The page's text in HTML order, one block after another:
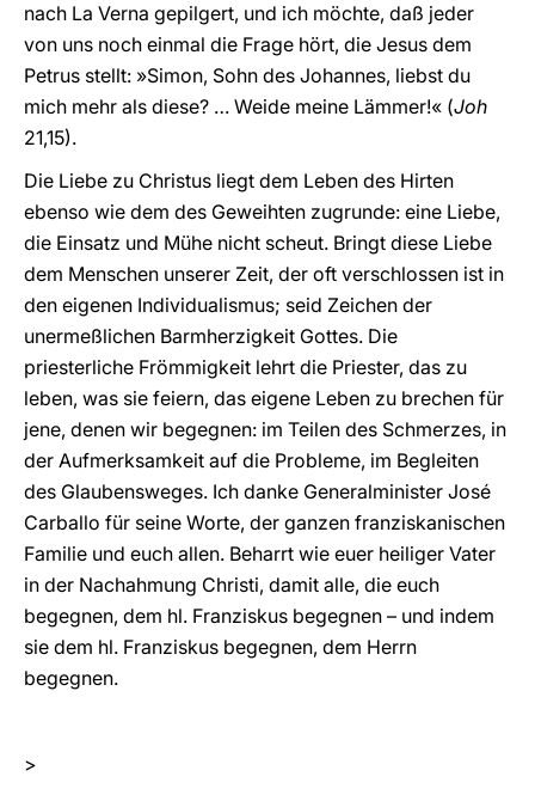
nach La Verna gepilgert, und ich möchte, daß jeder
von uns noch einmal die Frage hört, die Jesus dem
Petrus stellt: »Simon, Sohn des Johannes, liebst du
mich mehr als diese? … Weide meine Lämmer!« (Joh
21,15).
Die Liebe zu Christus liegt dem Leben des Hirten
ebenso wie dem des Geweihten zugrunde: eine Liebe,
die Einsatz und Mühe nicht scheut. Bringt diese Liebe
dem Menschen unserer Zeit, der oft verschlossen ist in
den eigenen Individualismus; seid Zeichen der
unermeßlichen Barmherzigkeit Gottes. Die
priesterliche Frömmigkeit lehrt die Priester, das zu
leben, was sie feiern, das eigene Leben zu brechen für
jene, denen wir begegnen: im Teilen des Schmerzes, in
der Aufmerksamkeit auf die Probleme, im Begleiten
des Glaubensweges. Ich danke Generalminister José
Carballo für seine Worte, der ganzen franziskanischen
Familie und euch allen. Beharrt wie euer heiliger Vater
in der Nachahmung Christi, damit alle, die euch
begegnen, dem hl. Franziskus begegnen – und indem
sie dem hl. Franziskus begegnen, dem Herrn
begegnen.
>